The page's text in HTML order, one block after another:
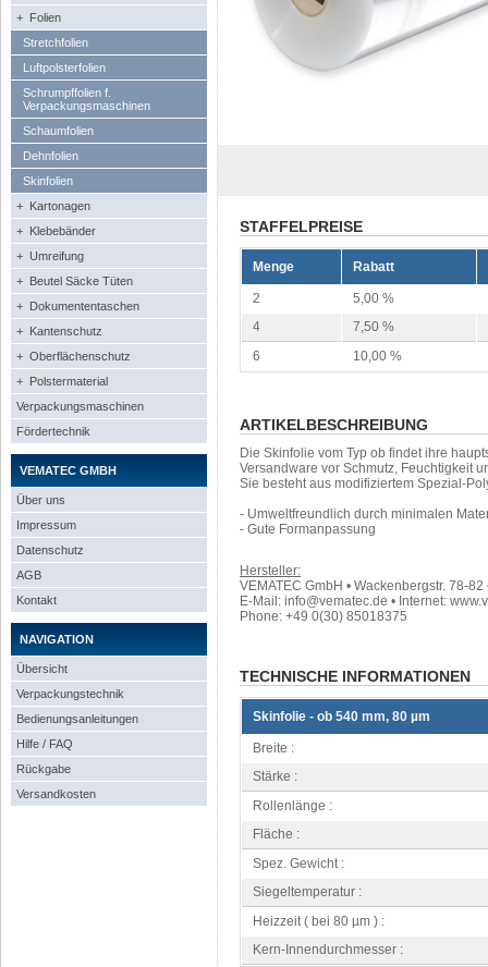
+ Folien
Stretchfolien
Luftpolsterfolien
Schrumpffolien f.
Verpackungsmaschinen
Schaumfolien
Dehnfolien
Skinfolien
+ Kartonagen
+ Klebebänder
+ Umreifung
+ Beutel Säcke Tüten
+ Dokumententaschen
+ Kantenschutz
+ Oberflächenschutz
+ Polstermaterial
Verpackungsmaschinen
Fördertechnik
VEMATEC GMBH
Über uns
Impressum
Datenschutz
AGB
Kontakt
NAVIGATION
Übersicht
Verpackungstechnik
Bedienungsanleitungen
Hilfe / FAQ
Rückgabe
Versandkosten
STAFFELPREISE
Menge Rabatt
2
5,00 %
4
7,50 %
6
10,00 %
ARTIKELBESCHREIBUNG
Die Skinfolie vom Typ ob findet ihre
Versandware vor Schmutz, Feuchtigkeit
Sie besteht aus modifiziertem Spezial-
- Umweltfreundlich durch minimalen
- Gute Formanpassung
Hersteller:
VEMATEC GmbH • Wackenbergstr. 78-
E-Mail: info@vematec.de • Internet:
Phone: +49 0(30) 85018375
TECHNISCHE INFORMATIONEN
Skinfolie - ob 540 mm, 80 µm
Breite :
Stärke :
Rollenlänge :
Fläche :
Spez. Gewicht :
Siegeltemperatur :
Heizzeit ( bei 80 µm ) :
Kern-Innendurchmesser :